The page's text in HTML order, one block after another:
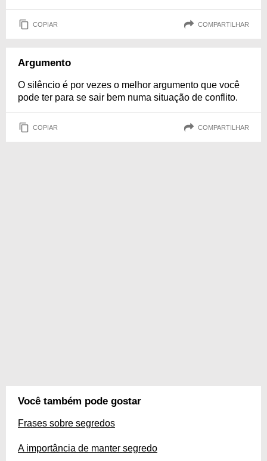
COPIAR COMPARTILHAR
Argumento
O silêncio é por vezes o melhor argumento que você
pode ter para se sair bem numa situação de conflito.
COPIAR COMPARTILHAR
Você também pode gostar
Frases sobre segredos
A importância de manter segredo